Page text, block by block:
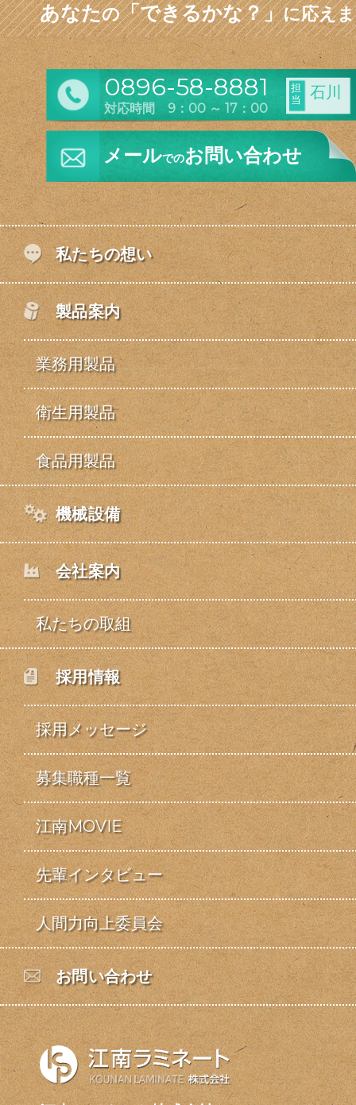
あなたの「できるかな？」に応え
0896-58-8881
対応時間 9：00 ～ 17：00
担
当
石川
メールでのお問い合わせ
私たちの想い
製品案内
業務用製品
衛生用製品
食品用製品
機械設備
会社案内
私たちの取組
採用情報
採用メッセージ
募集職種一覧
江南MOVIE
先輩インタビュー
人間力向上委員会
お問い合わせ